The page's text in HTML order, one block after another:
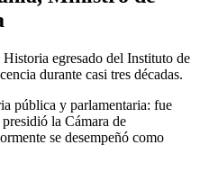
egresado del Instituto de
durante casi tres décadas.
pública y parlamentaria: fue
la Cámara de
se desempeñó como